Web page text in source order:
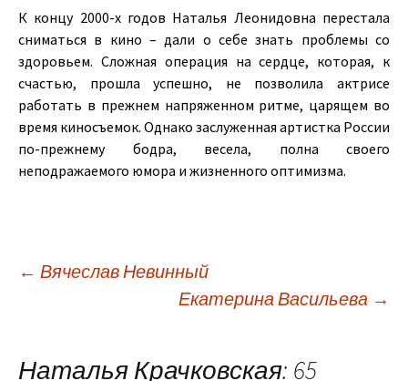
К концу 2000-х годов Наталья Леонидовна перестала
сниматься в кино – дали о себе знать проблемы со
здоровьем. Сложная операция на сердце, которая, к
счастью, прошла успешно, не позволила актрисе
работать в прежнем напряженном ритме, царящем во
время киносъемок. Однако заслуженная артистка России
по-прежнему бодра, весела, полна своего
неподражаемого юмора и жизненного оптимизма.
Навигация
← Вячеслав Невинный
Екатерина Васильева →
Наталья Крачковская: 65